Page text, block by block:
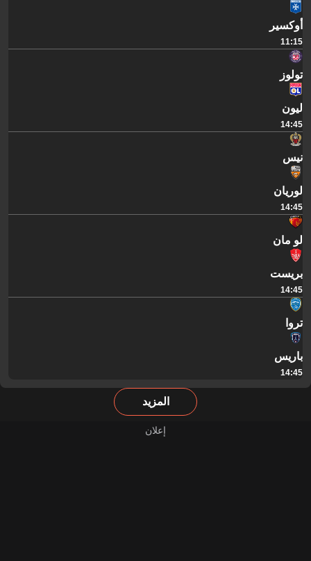
أوكسير
11:15
تولوز
ليون
14:45
نيس
لوريان
14:45
لو مان
بريست
14:45
تروا
باريس
14:45
المزيد